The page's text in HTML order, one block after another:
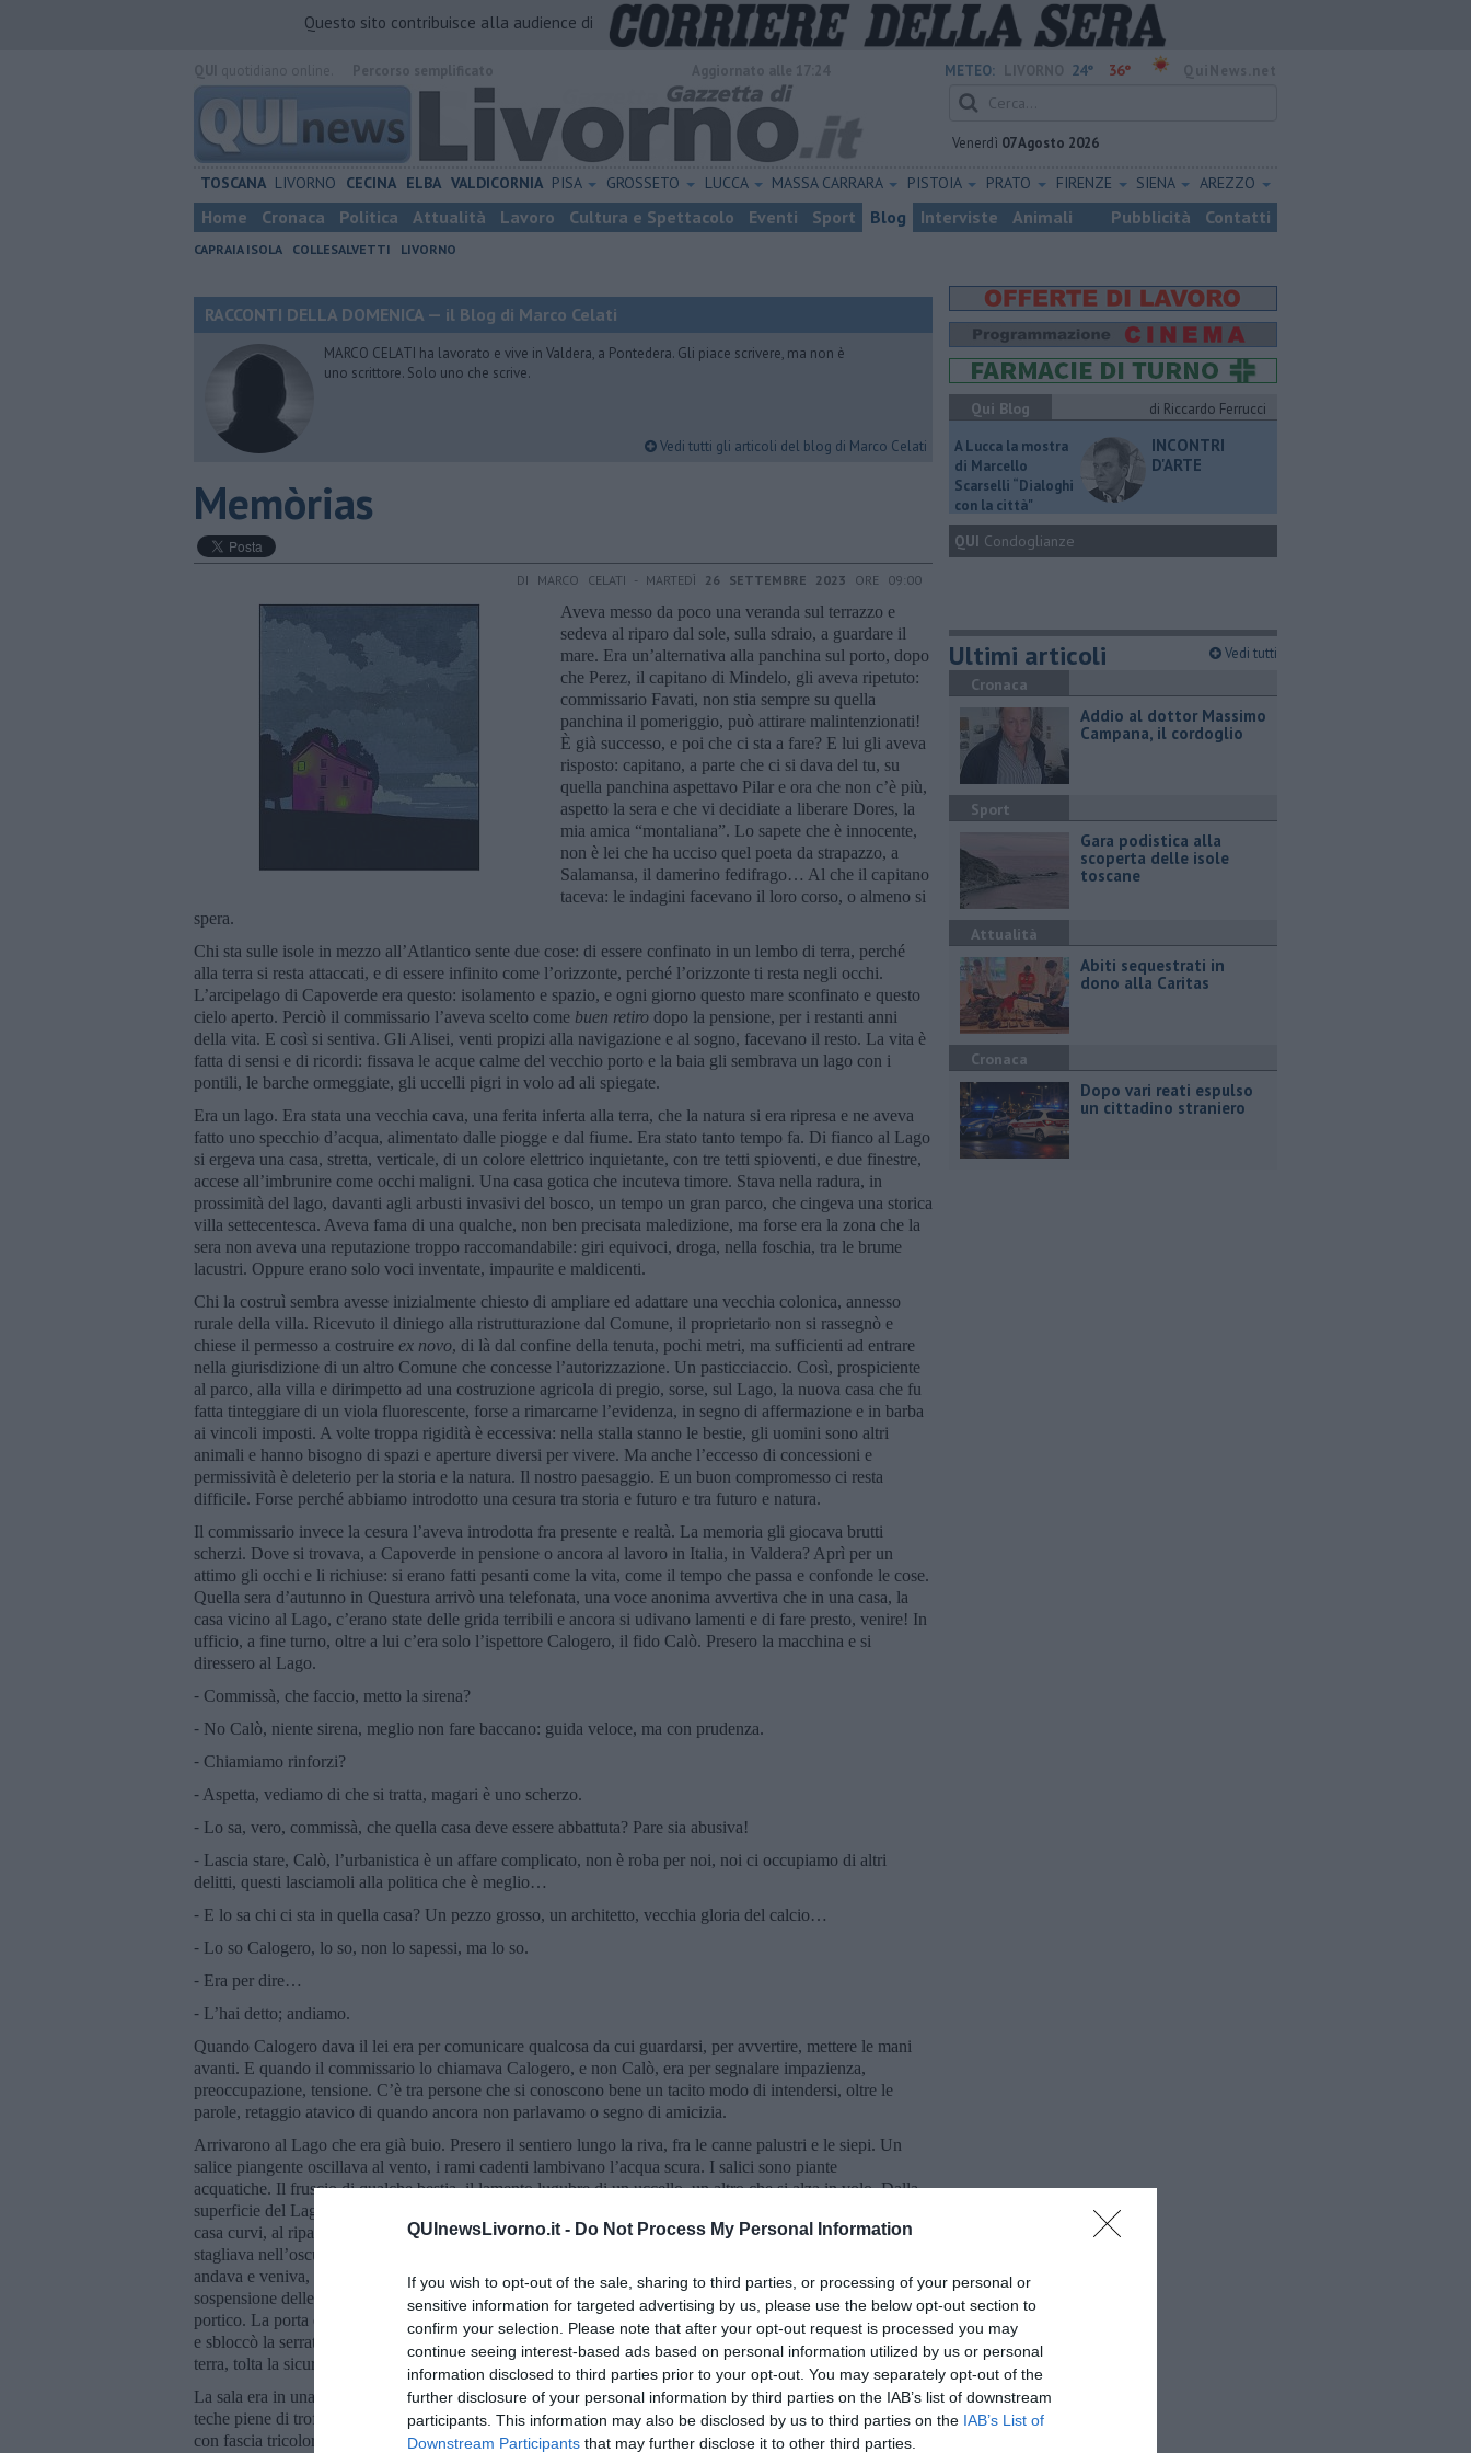
QUInewsLivorno.it - Do Not Process My Personal Information
If you wish to opt-out of the sale, sharing to third parties, or processing of your personal or
sensitive information for targeted advertising by us, please use the below opt-out section to
confirm your selection. Please note that after your opt-out request is processed you may
continue seeing interest-based ads based on personal information utilized by us or personal
information disclosed to third parties prior to your opt-out. You may separately opt-out of the
further disclosure of your personal information by third parties on the IAB’s list of downstream
participants. This information may also be disclosed by us to third parties on the IAB’s List of
Downstream Participants that may further disclose it to other third parties.
Questo sito contribuisce alla audience di
METEO: 24° 36°
Venerdì 07 Agosto 2026
TOSCANA LIVORNO CECINA ELBA VALDICORNIA PISA GROSSETO LUCCA MASSA CARRARA PISTOIA PRATO FIRENZE SIENA AREZZO
Home Cronaca Politica Attualità Lavoro Cultura e Spettacolo Eventi Sport Blog Interviste Animali Pubblicità Contatti
CAPRAIA ISOLA COLLESALVETTI LIVORNO
RACCONTI DELLA DOMENICA — il Blog di Marco Celati
MARCO CELATI ha lavorato e vive in Valdera, a Pontedera. Gli piace scrivere, ma non è
uno scrittore. Solo uno che scrive.
Vedi tutti gli articoli del blog di Marco Celati
Memòrias
DI MARCO CELATI - MARTEDÌ 26 SETTEMBRE 2023 ORE 09:00
Aveva messo da poco una veranda sul terrazzo e
sedeva al riparo dal sole, sulla sdraio, a guardare il
mare. Era un’alternativa alla panchina sul porto, dopo
che Perez, il capitano di Mindelo, gli aveva ripetuto:
commissario Favati, non stia sempre su quella
panchina il pomeriggio, può attirare malintenzionati!
È già successo, e poi che ci sta a fare? E lui gli aveva
risposto: capitano, a parte che ci si dava del tu, su
quella panchina aspettavo Pilar e ora che non c’è più,
aspetto la sera e che vi decidiate a liberare Dores, la
mia amica “montaliana”. Lo sapete che è innocente,
non è lei che ha ucciso quel poeta da strapazzo, a
Salamansa, il damerino fedifrago… Al che il capitano
taceva: le indagini facevano il loro corso, o almeno si
spera.
Chi sta sulle isole in mezzo all’Atlantico sente due cose: di essere confinato in un lembo di terra, perché
alla terra si resta attaccati, e di essere infinito come l’orizzonte, perché l’orizzonte ti resta negli occhi.
L’arcipelago di Capoverde era questo: isolamento e spazio, e ogni giorno questo mare sconfinato e questo
cielo aperto. Perciò il commissario l’aveva scelto come buen retiro dopo la pensione, per i restanti anni
della vita. E così si sentiva. Gli Alisei, venti propizi alla navigazione e al sogno, facevano il resto. La vita è
fatta di sensi e di ricordi: fissava le acque calme del vecchio porto e la baia gli sembrava un lago con i
pontili, le barche ormeggiate, gli uccelli pigri in volo ad ali spiegate.
Era un lago. Era stata una vecchia cava, una ferita inferta alla terra, che la natura si era ripresa e ne aveva
fatto uno specchio d’acqua, alimentato dalle piogge e dal fiume. Era stato tanto tempo fa. Di fianco al Lago
si ergeva una casa, stretta, verticale, di un colore elettrico inquietante, con tre tetti spioventi, e due finestre,
accese all’imbrunire come occhi maligni. Una casa gotica che incuteva timore. Stava nella radura, in
prossimità del lago, davanti agli arbusti invasivi del bosco, un tempo un gran parco, che cingeva una storica
villa settecentesca. Aveva fama di una qualche, non ben precisata maledizione, ma forse era la zona che la
sera non aveva una reputazione troppo raccomandabile: giri equivoci, droga, nella foschia, tra le brume
lacustri. Oppure erano solo voci inventate, impaurite e maldicenti.
Chi la costruì sembra avesse inizialmente chiesto di ampliare ed adattare una vecchia colonica, annesso
rurale della villa. Ricevuto il diniego alla ristrutturazione dal Comune, il proprietario non si rassegnò e
chiese il permesso a costruire ex novo, di là dal confine della tenuta, pochi metri, ma sufficienti ad entrare
nella giurisdizione di un altro Comune che concesse l’autorizzazione. Un pasticciaccio. Così, prospiciente
al parco, alla villa e dirimpetto ad una costruzione agricola di pregio, sorse, sul Lago, la nuova casa che fu
fatta tinteggiare di un viola fluorescente, forse a rimarcarne l’evidenza, in segno di affermazione e in barba
ai vincoli imposti. A volte troppa rigidità è eccessiva: nella stalla stanno le bestie, gli uomini sono altri
animali e hanno bisogno di spazi e aperture diversi per vivere. Ma anche l’eccesso di concessioni e
permissività è deleterio per la storia e la natura. Il nostro paesaggio. E un buon compromesso ci resta
difficile. Forse perché abbiamo introdotto una cesura tra storia e futuro e tra futuro e natura.
Il commissario invece la cesura l’aveva introdotta fra presente e realtà. La memoria gli giocava brutti
scherzi. Dove si trovava, a Capoverde in pensione o ancora al lavoro in Italia, in Valdera? Aprì per un
attimo gli occhi e li richiuse: si erano fatti pesanti come la vita, come il tempo che passa e confonde le cose.
Quella sera d’autunno in Questura arrivò una telefonata, una voce anonima avvertiva che in una casa, la
casa vicino al Lago, c’erano state delle grida terribili e ancora si udivano lamenti e di fare presto, venire! In
ufficio, a fine turno, oltre a lui c’era solo l’ispettore Calogero, il fido Calò. Presero la macchina e si
diressero al Lago.
⁃ Commissà, che faccio, metto la sirena?
⁃ No Calò, niente sirena, meglio non fare baccano: guida veloce, ma con prudenza.
⁃ Chiamiamo rinforzi?
⁃ Aspetta, vediamo di che si tratta, magari è uno scherzo.
⁃ Lo sa, vero, commissà, che quella casa deve essere abbattuta? Pare sia abusiva!
⁃ Lascia stare, Calò, l’urbanistica è un affare complicato, non è roba per noi, noi ci occupiamo di altri
delitti, questi lasciamoli alla politica che è meglio…
⁃ E lo sa chi ci sta in quella casa? Un pezzo grosso, un architetto, vecchia gloria del calcio…
⁃ Lo so Calogero, lo so, non lo sapessi, ma lo so.
⁃ Era per dire…
⁃ L’hai detto; andiamo.
Quando Calogero dava il lei era per comunicare qualcosa da cui guardarsi, per avvertire, mettere le mani
avanti. E quando il commissario lo chiamava Calogero, e non Calò, era per segnalare impazienza,
preoccupazione, tensione. C’è tra persone che si conoscono bene un tacito modo di intendersi, oltre le
parole, retaggio atavico di quando ancora non parlavamo o segno di amicizia.
Arrivarono al Lago che era già buio. Presero il sentiero lungo la riva, fra le canne palustri e le siepi. Un
salice piangente oscillava al vento, i rami cadenti lambivano l’acqua scura. I salici sono piante
acquatiche. Il fruscio di qualche bestia, il lamento lugubre di un uccello, un altro che si alza in volo. Dalla
superficie del Lago si levava una foschia nebbiosa, il luogo aveva un aspetto sinistro. Si avvicinarono alla
casa curvi, al riparo della siepe, impugnando la pistola d’ordinanza. La casa con quel colore irreale si
stagliava nell’oscurità. Appariva lugubre, spettrale nella notte, senza stelle né luna. Alla finestra una luce
andava e veniva, con il brusio di un neon guasto. Uno strano isolamento incombeva, come una
sospensione delle cose, il buio, la notte ferita, la nebbia che saliva dal lago. Guardinghi arrivarono sotto il
portico. La porta era chiusa, ma l’ispettore era un mago del passepartout
: armeggiò un po’ con i suoi arnesi
e sbloccò la serratura. Si appiattirono al muro, uno a destra, l’altro a sinistra dell’ingresso, le armi rivolte a
terra, tolta la sicura. Un cenno d’intesa, in silenzio, entrarono, le pistole puntate.
La sala era in una penombra data dalla luce intermittente delle scale che salivano al piano di sopra. C’erano
teche piene di trofei, cornici dorate su foto di affetti privati e uomini importanti, attestati di benemerenza
con fascia tricolore e, appesi, due grandi specchi ingrigiti. L’ispettore guardò il commissario come a dire:
Qui Blog
di Riccardo Ferrucci
A Lucca la mostra
di Marcello
Scarselli “Dialoghi
con la città"
INCONTRI
D'ARTE
QUI Condoglianze
Ultimi articoli Vedi tutti
Cronaca
Addio al dottor Massimo
Campana, il cordoglio
Sport
Gara podistica alla
scoperta delle isole
toscane
Attualità
Abiti sequestrati in
dono alla Caritas
Cronaca
Dopo vari reati espulso
un cittadino straniero